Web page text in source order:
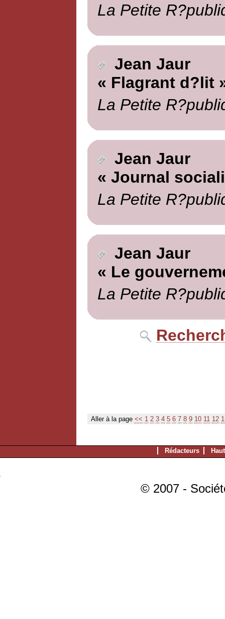
La Petite
Jean Jaur
« Flagrant d?lit
La Petite
Jean Jaur
« Journal
La Petite
Jean Jaur
« Le
La Petite
Aller à la page << 1 2 3 4 5 6 7 8 9 10 11 12
Rédacteurs
© 2007 -